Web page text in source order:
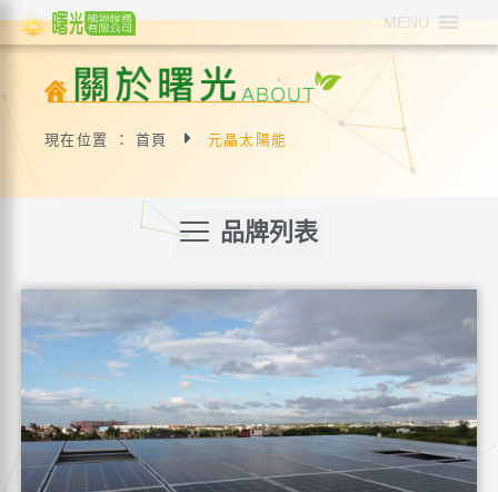
MENU
現在位置 ： 首頁 元晶太陽能
品牌列表